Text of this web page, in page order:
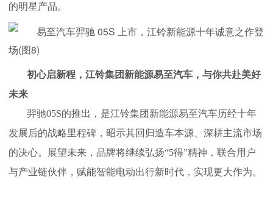
的明星产品。
初心启新程，江铃集团新能源易至汽车，与你共赴美好
未来
羿驰05S的推出，是江铃集团新能源易至汽车历经十年
发展后的战略里程碑，昭示其回归造车本源、深耕主流市场
的决心。展望未来，品牌将继续弘扬“5得”精神，联合用户
与产业链伙伴，赋能智能电动出行新时代，实现更大作为。